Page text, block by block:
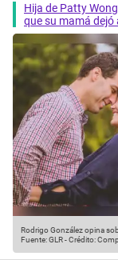
Hija de Patty
que su mamá dejó
Rodrigo González opina
Fuente: GLR-Crédito: